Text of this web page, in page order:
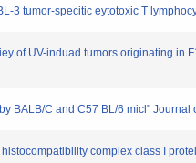
3 tumor-specitic eytotoxic T
of UV-induad tumors originating in
BALB/C and C57 BL/6 micl"
complex class I